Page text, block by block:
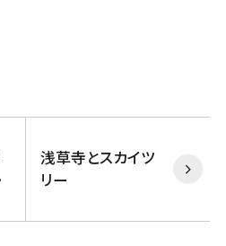
浅草寺とスカイツ
リー